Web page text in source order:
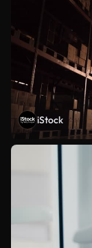
iStock